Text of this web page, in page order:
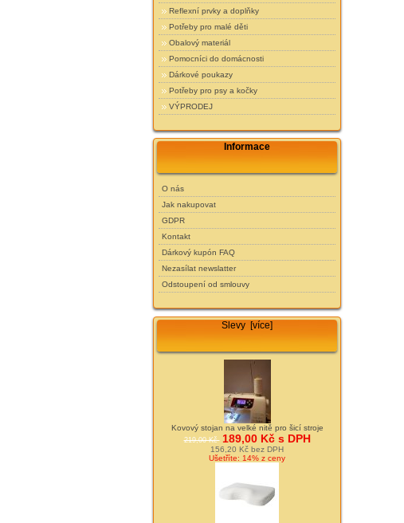
Reflexní prvky a doplňky
Potřeby pro malé děti
Obalový materiál
Pomocníci do domácnosti
Dárkové poukazy
Potřeby pro psy a kočky
VÝPRODEJ
Informace
O nás
Jak nakupovat
GDPR
Kontakt
Dárkový kupón FAQ
Nezasílat newslatter
Odstoupení od smlouvy
Slevy [více]
Kovový stojan na velké nitě pro šicí stroje
219,00 Kč 189,00 Kč s DPH
156,20 Kč bez DPH
Ušetříte: 14% z ceny